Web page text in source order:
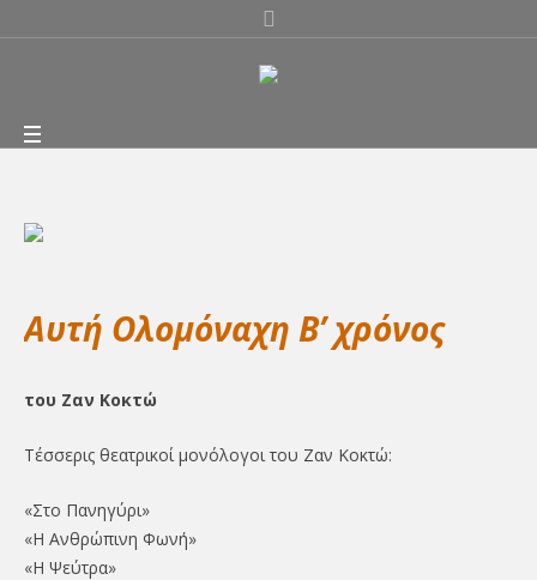
Αυτή Ολομόναχη B’ χρόνος
του Ζαν Κοκτώ
Τέσσερις θεατρικοί μονόλογοι του Ζαν Κοκτώ:
«Στο Πανηγύρι»
«Η Ανθρώπινη Φωνή»
«Η Ψεύτρα»